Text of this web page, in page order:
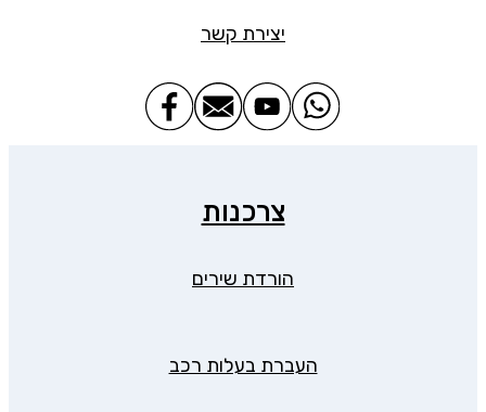
יצירת קשר
צרכנות
הורדת שירים
העברת בעלות רכב